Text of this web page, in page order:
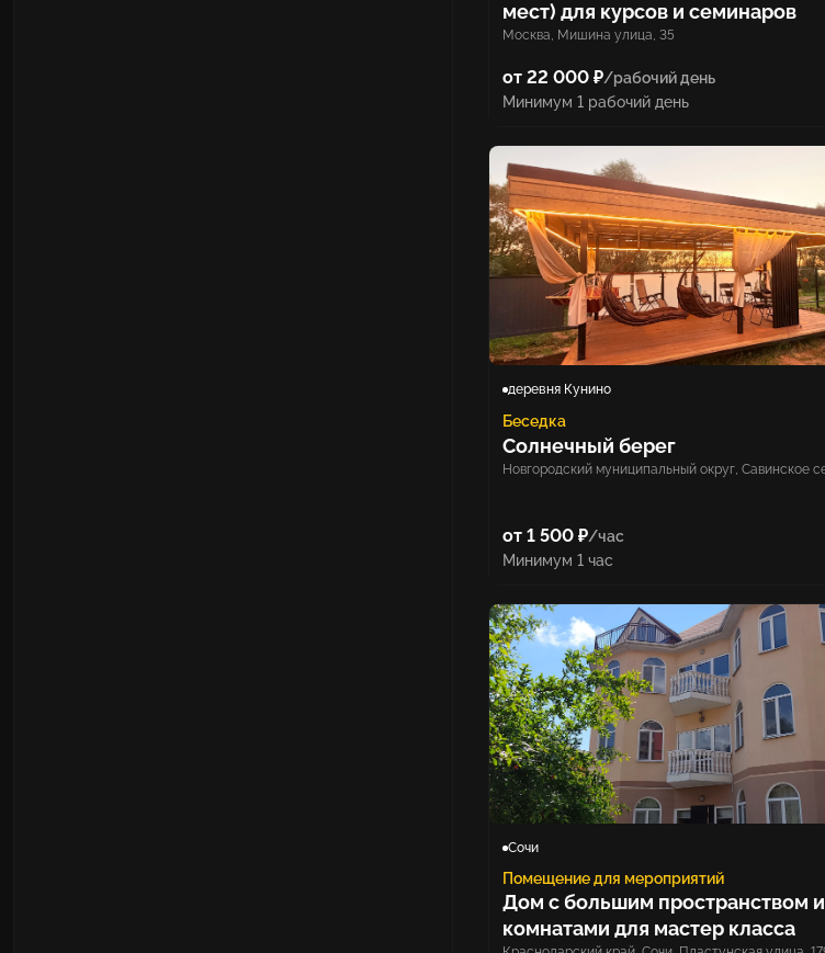
мест) для курсов и семинаров
Москва, Мишина улица, 35
от 22 000 ₽/рабочий день
Минимум 1 рабочий день
деревня Кунино
Беседка
Солнечный берег
Новгородский муниципальный округ, Савинское
от 1 500 ₽/час
Минимум 1 час
Сочи
Помещение для мероприятий
Дом с большим пространством и
комнатами для мастер класса